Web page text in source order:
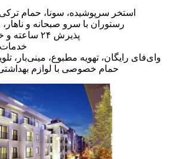
استخر سرپوشیده، سونا، حمام
رستوران با سرو صبحانه و ناهار،
پذیرش ۲۴ ساعته و خدمات تور و بلیط
وای‌فای رایگان، تهویه مطبوع، مینی‌بار،
حمام خصوصی با لوازم